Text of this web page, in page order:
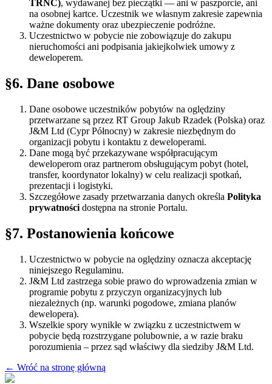
TRNC), wydawanej bez pieczątki — ani w paszporcie, ani
na osobnej kartce. Uczestnik we własnym zakresie zapewnia
ważne dokumenty oraz ubezpieczenie podróżne.
Uczestnictwo w pobycie nie zobowiązuje do zakupu
nieruchomości ani podpisania jakiejkolwiek umowy z
deweloperem.
§6. Dane osobowe
Dane osobowe uczestników pobytów na oględziny
przetwarzane są przez RT Group Jakub Rzadek (Polska) oraz
J&M Ltd (Cypr Północny) w zakresie niezbędnym do
organizacji pobytu i kontaktu z deweloperami.
Dane mogą być przekazywane współpracującym
deweloperom oraz partnerom obsługującym pobyt (hotel,
transfer, koordynator lokalny) w celu realizacji spotkań,
prezentacji i logistyki.
Szczegółowe zasady przetwarzania danych określa Polityka
prywatności dostępna na stronie Portalu.
§7. Postanowienia końcowe
Uczestnictwo w pobycie na oględziny oznacza akceptację
niniejszego Regulaminu.
J&M Ltd zastrzega sobie prawo do wprowadzenia zmian w
programie pobytu z przyczyn organizacyjnych lub
niezależnych (np. warunki pogodowe, zmiana planów
dewelopera).
Wszelkie spory wynikłe w związku z uczestnictwem w
pobycie będą rozstrzygane polubownie, a w razie braku
porozumienia – przez sąd właściwy dla siedziby J&M Ltd.
← Wróć na stronę główną